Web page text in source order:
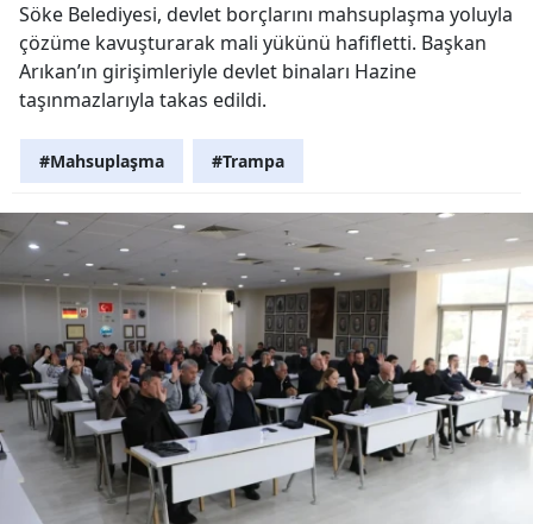
Söke Belediyesi, devlet borçlarını mahsuplaşma yoluyla
çözüme kavuşturarak mali yükünü hafifletti. Başkan
Arıkan’ın girişimleriyle devlet binaları Hazine
taşınmazlarıyla takas edildi.
#Mahsuplaşma #Trampa